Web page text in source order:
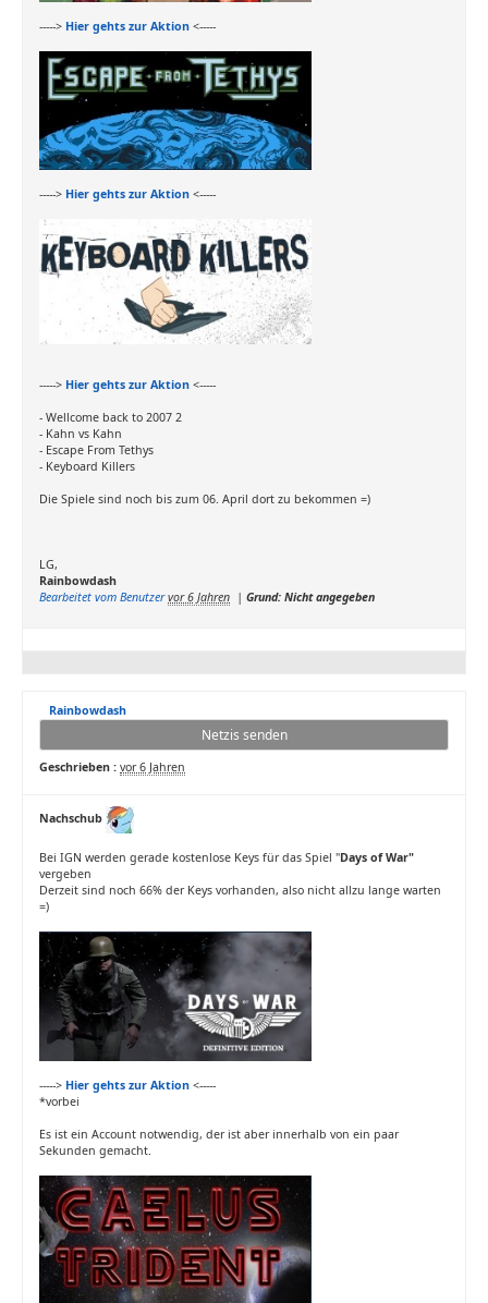
-----> Hier gehts zur Aktion <-----
-----> Hier gehts zur Aktion <-----
-----> Hier gehts zur Aktion <-----
- Wellcome back to 2007 2
- Kahn vs Kahn
- Escape From Tethys
- Keyboard Killers
Die Spiele sind noch bis zum 06. April dort zu bekommen =)
LG,
Rainbowdash
Bearbeitet vom Benutzer vor 6 Jahren | Grund: Nicht angegeben
Rainbowdash
Netzis senden
Geschrieben : vor 6 Jahren
Nachschub
Bei IGN werden gerade kostenlose Keys für das Spiel "Days of War"
vergeben
Derzeit sind noch 66% der Keys vorhanden, also nicht allzu lange warten
=)
-----> Hier gehts zur Aktion <-----
*vorbei
Es ist ein Account notwendig, der ist aber innerhalb von ein paar
Sekunden gemacht.